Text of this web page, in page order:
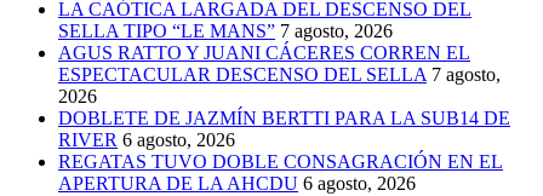
LA CAÓTICA LARGADA DEL DESCENSO DEL
SELLA TIPO “LE MANS” 7 agosto, 2026
AGUS RATTO Y JUANI CÁCERES CORREN EL
ESPECTACULAR DESCENSO DEL SELLA 7 agosto,
2026
DOBLETE DE JAZMÍN BERTTI PARA LA SUB14 DE
RIVER 6 agosto, 2026
REGATAS TUVO DOBLE CONSAGRACIÓN EN EL
APERTURA DE LA AHCDU 6 agosto, 2026